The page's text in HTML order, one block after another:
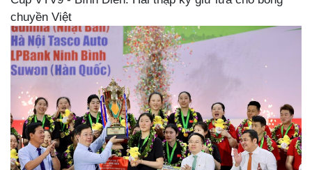
chuyền Việt